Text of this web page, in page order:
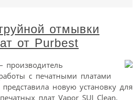
отмывки
от Purbest
с печатными платами
новую установку для
плат Vapor SUI Clean.